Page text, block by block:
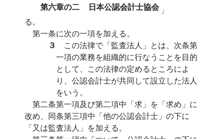
第六章の二
日本公認会計士協会 」
る。
第一条に次の一項を加える。
３ この法律で「監査法人」とは、次条第
一項の業務を組織的に行なうことを目的
として、この法律の定めるところによ
り、公認会計士が共同して設立した法人
をいう。
第二条第一項及び第二項中「求」を「求め」に
改め、同条第三項中「他の公認会計士」の下に
「又は監査法人」を加える。